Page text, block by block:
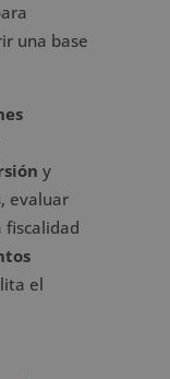
una base
y
evaluar
fiscalidad
el